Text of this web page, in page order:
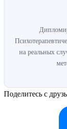
на реальных
Поделитесь с